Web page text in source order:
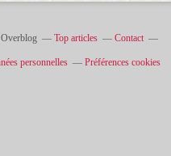
Top articles Contact
personnelles Préférences cookies